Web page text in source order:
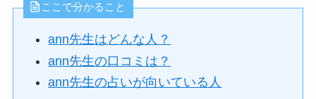
ここで分かること
ann先生はどんな人？
ann先生の口コミは？
ann先生の占いが向いている人